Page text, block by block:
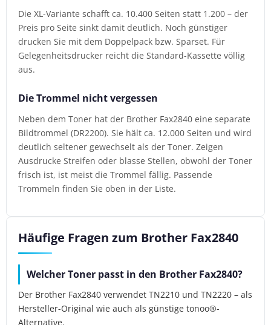
Die XL-Variante schafft ca. 10.400 Seiten statt 1.200 – der
Preis pro Seite sinkt damit deutlich. Noch günstiger
drucken Sie mit dem Doppelpack bzw. Sparset. Für
Gelegenheitsdrucker reicht die Standard-Kassette völlig
aus.
Die Trommel nicht vergessen
Neben dem Toner hat der Brother Fax2840 eine separate
Bildtrommel (DR2200). Sie hält ca. 12.000 Seiten und wird
deutlich seltener gewechselt als der Toner. Zeigen
Ausdrucke Streifen oder blasse Stellen, obwohl der Toner
frisch ist, ist meist die Trommel fällig. Passende
Trommeln finden Sie oben in der Liste.
Häufige Fragen zum Brother Fax2840
Welcher Toner passt in den Brother Fax2840?
Der Brother Fax2840 verwendet TN2210 und TN2220 – als
Hersteller-Original wie auch als günstige tonoo®-
Alternative.